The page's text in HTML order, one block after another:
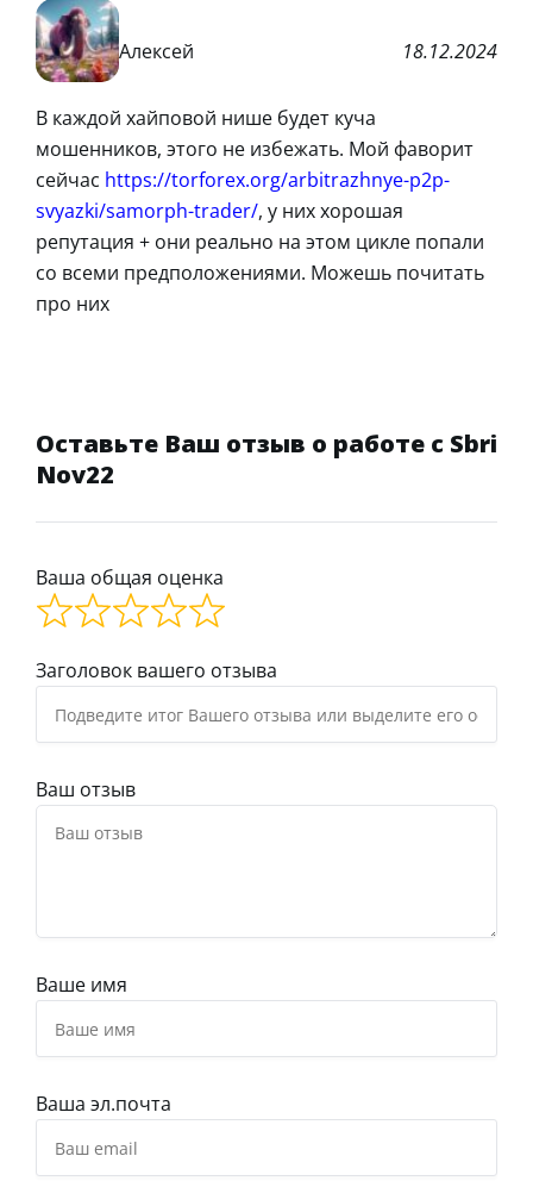
Алексей 18.12.2024
В каждой хайповой нише будет куча
мошенников, этого не избежать. Мой фаворит
сейчас https://torforex.org/arbitrazhnye-p2p-
svyazki/samorph-trader/, у них хорошая
репутация + они реально на этом цикле попали
со всеми предположениями. Можешь почитать
про них
Оставьте Ваш отзыв о работе с Sbri
Nov22
Ваша общая оценка
Заголовок вашего отзыва
Ваш отзыв
Ваше имя
Ваша эл.почта